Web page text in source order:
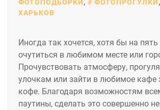
ФОТОПОДБОРКИ, ФОТОПРОГУЛКИ,
ХАРЬКОВ
Иногда так хочется, хотя бы на
очутиться в любимом месте или
Прочувствовать атмосферу,
улочкам или зайти в любимое кафе
кофе. Благодаря возможностям
паутины, сделать это совершенно